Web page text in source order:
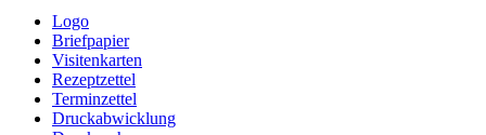
Logo
Briefpapier
Visitenkarten
Rezeptzettel
Terminzettel
Druckabwicklung